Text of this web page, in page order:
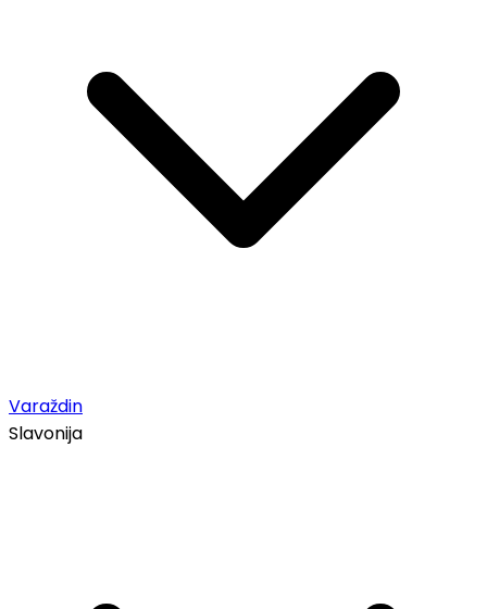
Varaždin
Slavonija